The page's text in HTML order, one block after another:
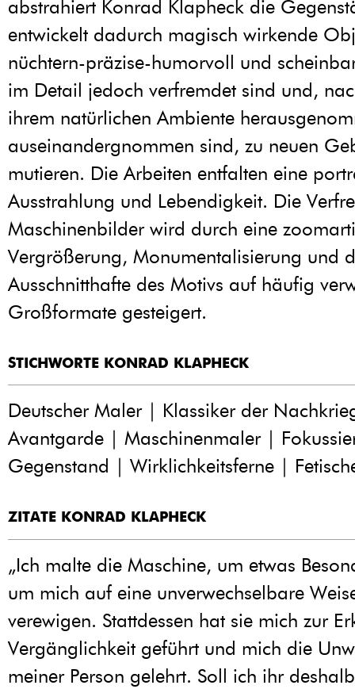
abstrahiert Konrad Klapheck die
entwickelt dadurch magisch wirkende
nüchtern-präzise-humorvoll und
im Detail jedoch verfremdet sind und,
ihrem natürlichen Ambiente
auseinandergnommen sind, zu neuen
mutieren. Die Arbeiten entfalten eine
Ausstrahlung und Lebendigkeit. Die
Maschinenbilder wird durch eine
Vergrößerung, Monumentalisierung und
Ausschnitthafte des Motivs auf häufig
Großformate gesteigert.
STICHWORTE KONRAD KLAPHECK
Deutscher Maler | Klassiker der
Avantgarde | Maschinenmaler |
Gegenstand | Wirklichkeitsferne |
ZITATE KONRAD KLAPHECK
„Ich malte die Maschine, um etwas
um mich auf eine unverwechselbare
verewigen. Stattdessen hat sie mich zur
Vergänglichkeit geführt und mich die
meiner Person gelehrt. Soll ich ihr